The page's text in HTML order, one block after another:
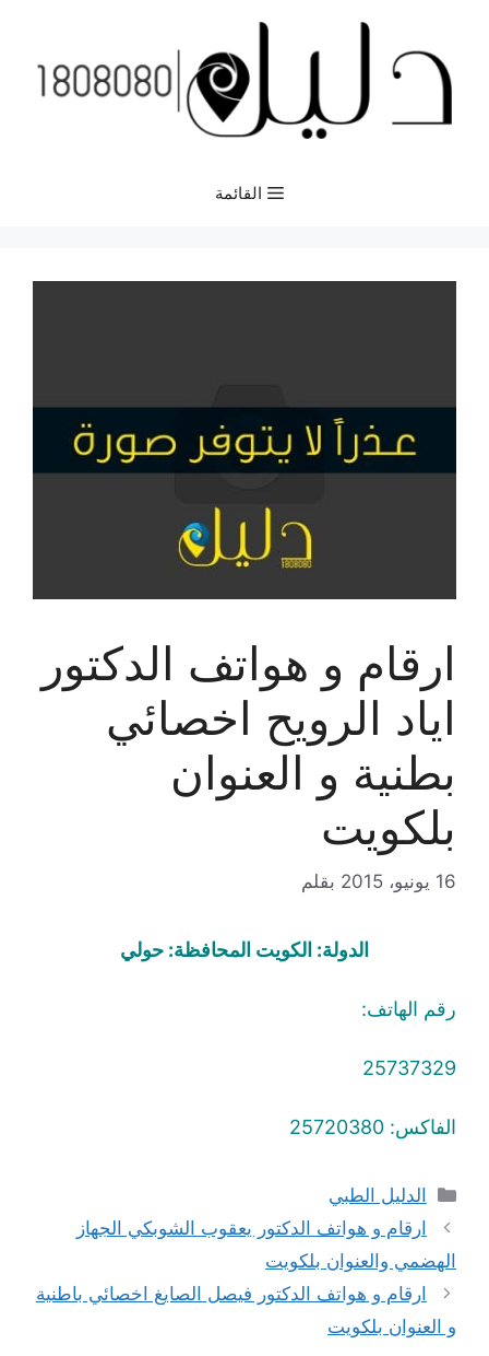
المحتوى
القائمة
ارقام و هواتف الدكتور
اياد الرويح اخصائي
بطنية و العنوان
بلكويت
16 يونيو، 2015 بقلم
الدولة: الكويت المحافظة: حولي
رقم الهاتف:
25737329
الفاكس: 25720380
التصنيفات
الدليل الطبي
ارقام و هواتف الدكتور يعقوب الشوبكي الجهاز
الهضمي والعنوان بلكويت
ارقام و هواتف الدكتور فيصل الصايغ اخصائي باطنية
و العنوان بلكويت